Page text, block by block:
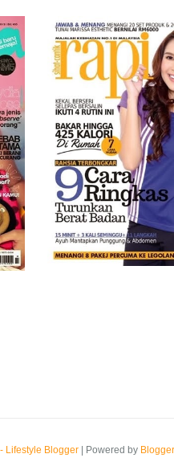
Lifestyle Blogger | Powered by Blogger